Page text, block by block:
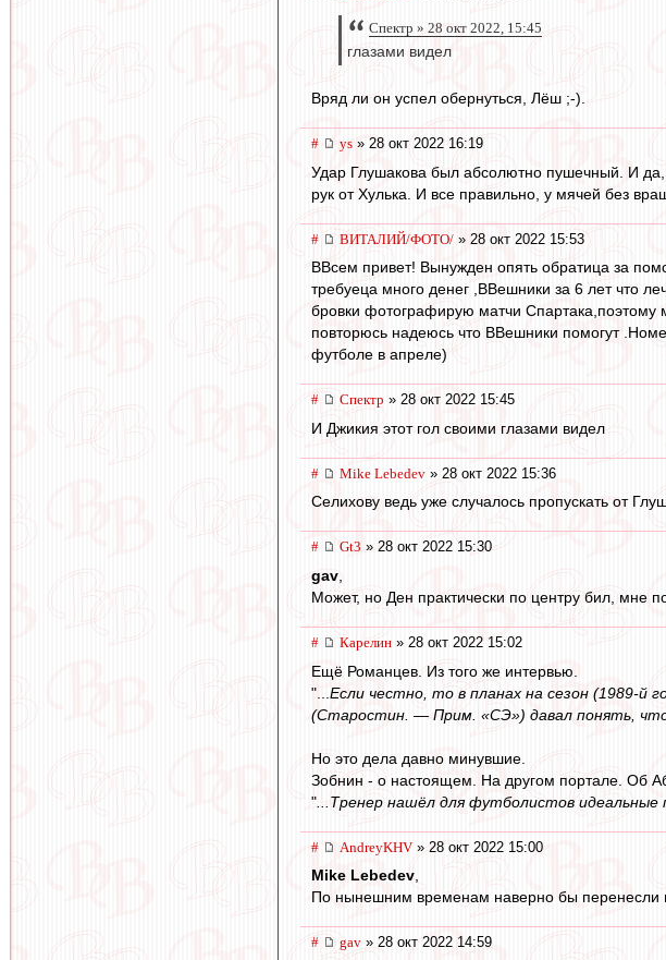
Спектр » 28 окт 2022, 15:45
глазами видел
Вряд ли он успел обернуться, Лёш ;-).
# ys » 28 окт 2022 16:19
Удар Глушакова был абсолютно пушечный. И да,
рук от Хулька. И все правильно, у мячей без
# ВИТАЛИЙ/ФОТО/ » 28 окт 2022 15:53
ВВсем привет! Вынужден опять обратица за
требуеца много денег ,ВВешники за 6 лет что
бровки фотографирую матчи Спартака,поэтому
повторюсь надеюсь что ВВешники помогут
футболе в апреле)
# Спектр » 28 окт 2022 15:45
И Джикия этот гол своими глазами видел
# Mike Lebedev » 28 окт 2022 15:36
Селихову ведь уже случалось пропускать от
# Gt3 » 28 окт 2022 15:30
gav
Может, но Ден практически по центру бил, мне
# Карелин » 28 окт 2022 15:02
Ещё Романцев. Из того же интервью.
"... Если честно, то в планах на сезон (1989-й
(Старостин. — Прим. «СЭ») давал понять, что
Но это дела давно минувшие.
Зобнин - о настоящем. На другом портале. Об
" ...Тренер нашёл для футболистов идеальные
# AndreyKHV » 28 окт 2022 15:00
Mike Lebedev,
По нынешним временам наверно бы перенесли
# gav » 28 окт 2022 14:59